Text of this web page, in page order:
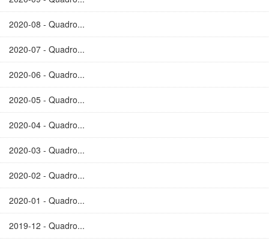
2020-08 - Quadro...
2020-07 - Quadro...
2020-06 - Quadro...
2020-05 - Quadro...
2020-04 - Quadro...
2020-03 - Quadro...
2020-02 - Quadro...
2020-01 - Quadro...
2019-12 - Quadro...